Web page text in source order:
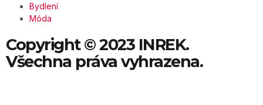
Bydlení
Móda
Copyright © 2023 INREK.
Všechna práva vyhrazena.